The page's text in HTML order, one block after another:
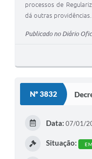
processos de
dá outras providências.
Publicado no Diário
Nº 3832
Data: 07/01/
Situação: